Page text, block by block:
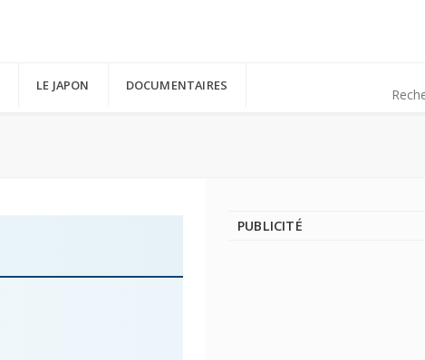
LE JAPON DOCUMENTAIRES
PUBLICITÉ